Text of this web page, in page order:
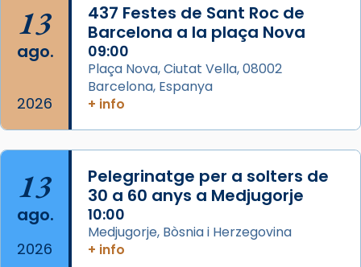
View on Facebook · Share
13
ago.
2026
437 Festes de Sant Roc de
Barcelona a la plaça Nova
09:00
Plaça Nova, Ciutat Vella, 08002
Barcelona, Espanya
+ info
13
ago.
2026
Pelegrinatge per a solters de
30 a 60 anys a Medjugorje
10:00
Medjugorje, Bòsnia i Herzegovina
+ info